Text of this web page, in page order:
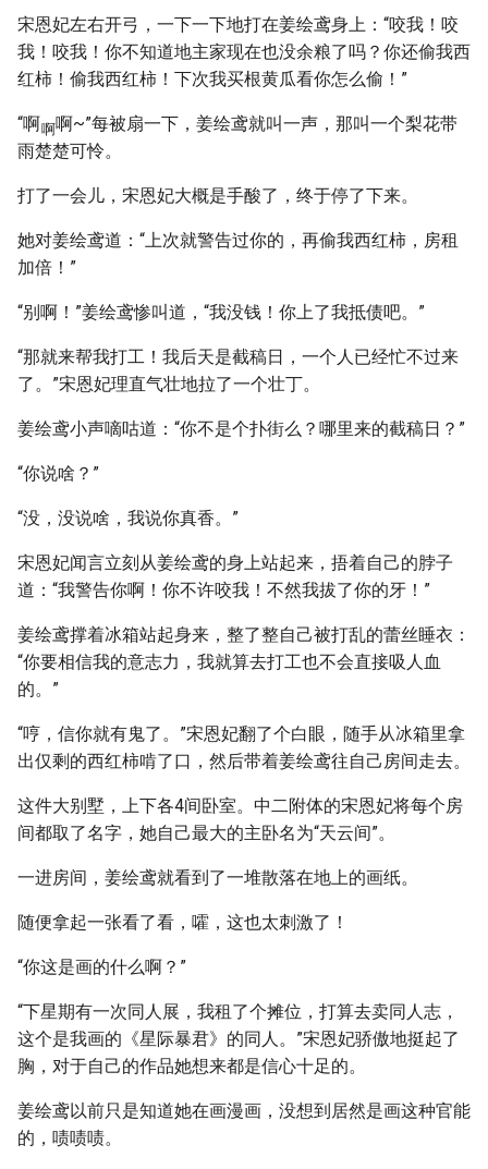
宋恩妃左右开弓，一下一下地打在姜绘鸢身上：“咬我！咬
我！咬我！你不知道地主家现在也没余粮了吗？你还偷我西
红柿！偷我西红柿！下次我买根黄瓜看你怎么偷！”
“啊啊啊~”每被扇一下，姜绘鸢就叫一声，那叫一个梨花带
雨楚楚可怜。
打了一会儿，宋恩妃大概是手酸了，终于停了下来。
她对姜绘鸢道：“上次就警告过你的，再偷我西红柿，房租
加倍！”
“别啊！”姜绘鸢惨叫道，“我没钱！你上了我抵债吧。”
“那就来帮我打工！我后天是截稿日，一个人已经忙不过来
了。”宋恩妃理直气壮地拉了一个壮丁。
姜绘鸢小声嘀咕道：“你不是个扑街么？哪里来的截稿日？”
“你说啥？”
“没，没说啥，我说你真香。”
宋恩妃闻言立刻从姜绘鸢的身上站起来，捂着自己的脖子
道：“我警告你啊！你不许咬我！不然我拔了你的牙！”
姜绘鸢撑着冰箱站起身来，整了整自己被打乱的蕾丝睡衣：
“你要相信我的意志力，我就算去打工也不会直接吸人血
的。”
“哼，信你就有鬼了。”宋恩妃翻了个白眼，随手从冰箱里拿
出仅剩的西红柿啃了口，然后带着姜绘鸢往自己房间走去。
这件大别墅，上下各4间卧室。中二附体的宋恩妃将每个房
间都取了名字，她自己最大的主卧名为“天云间”。
一进房间，姜绘鸢就看到了一堆散落在地上的画纸。
随便拿起一张看了看，嚯，这也太刺激了！
“你这是画的什么啊？”
“下星期有一次同人展，我租了个摊位，打算去卖同人志，
这个是我画的《星际暴君》的同人。”宋恩妃骄傲地挺起了
胸，对于自己的作品她想来都是信心十足的。
姜绘鸢以前只是知道她在画漫画，没想到居然是画这种官能
的，啧啧啧。